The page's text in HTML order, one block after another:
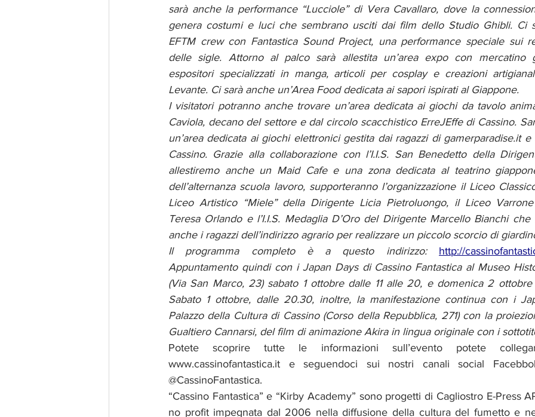
sarà anche la performance “Lucciole” di Vera Cavallaro, dove la
genera costumi e luci che sembrano usciti dai film dello Studio Ghibli. Ci
EFTM crew con Fantastica Sound Project, una performance speciale sui
delle sigle. Attorno al palco sarà allestita un’area expo con mercatino
espositori specializzati in manga, articoli per cosplay e creazioni
Levante. Ci sarà anche un’Area Food dedicata ai sapori ispirati al Giappone.
I visitatori potranno anche trovare un’area dedicata ai giochi da tavolo
Caviola, decano del settore e dal circolo scacchistico ErreJEffe di Cassino.
un’area dedicata ai giochi elettronici gestita dai ragazzi di gamerparadise.it e
Cassino. Grazie alla collaborazione con l’I.I.S. San Benedetto della
allestiremo anche un Maid Cafe e una zona dedicata al teatrino
dell’alternanza scuola lavoro, supporteranno l’organizzazione il Liceo
Liceo Artistico “Miele” della Dirigente Licia Pietroluongo, il Liceo
Teresa Orlando e l’I.I.S. Medaglia D’Oro del Dirigente Marcello Bianchi
anche i ragazzi dell’indirizzo agrario per realizzare un piccolo scorcio di
Il programma completo è a questo indirizzo: http://
Appuntamento quindi con i Japan Days di Cassino Fantastica al Museo
(Via San Marco, 23) sabato 1 ottobre dalle 11 alle 20, e domenica 2 ottobre
Sabato 1 ottobre, dalle 20.30, inoltre, la manifestazione continua con i
Palazzo della Cultura di Cassino (Corso della Repubblica, 271) con la
Gualtiero Cannarsi, del film di animazione Akira in lingua originale con i
Potete scoprire tutte le informazioni sull’evento potete
www.cassinofantastica.it e seguendoci sui nostri canali social
@CassinoFantastica.
“Cassino Fantastica” e “Kirby Academy” sono progetti di Cagliostro E-Press
no profit impegnata dal 2006 nella diffusione della cultura del fumetto e